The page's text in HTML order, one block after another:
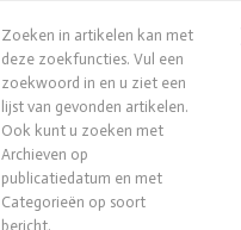
Zoeken in artikelen kan met
deze zoekfuncties. Vul een
zoekwoord in en u ziet een
lijst van gevonden artikelen.
Ook kunt u zoeken met
Archieven op
publicatiedatum en met
Categorieën op soort
bericht.